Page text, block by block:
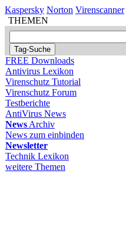
Kaspersky Norton Virenscanner
THEMEN
FREE Downloads
Antivirus Lexikon
Virenschutz Tutorial
Virenschutz Forum
Testberichte
AntiVirus News
News Archiv
News zum einbinden
Newsletter
Technik Lexikon
weitere Themen